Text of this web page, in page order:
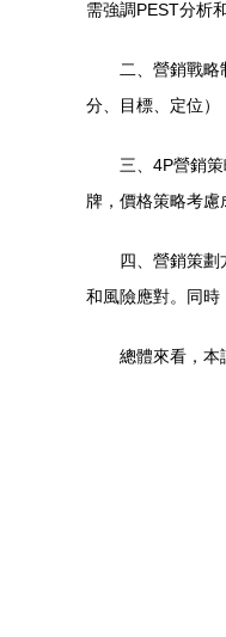
需強調PEST分析
二、營銷戰略
分、目標、定位）
三、4P營銷
牌，價格策略考慮
四、營銷策
和風險應對。同時
總體來看，本